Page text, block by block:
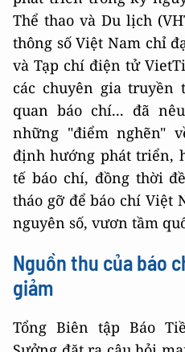
Thể thao và Du lịch
thông số Việt Nam chỉ
và Tạp chí điện tử
các chuyên gia truyền
quan báo chí... đã
những "điểm nghẽn"
định hướng phát triển,
tế báo chí, đồng thời
tháo gỡ để báo chí Việt
nguyên số, vươn tầm
Nguồn thu của báo
giảm
Tổng Biên tập Báo